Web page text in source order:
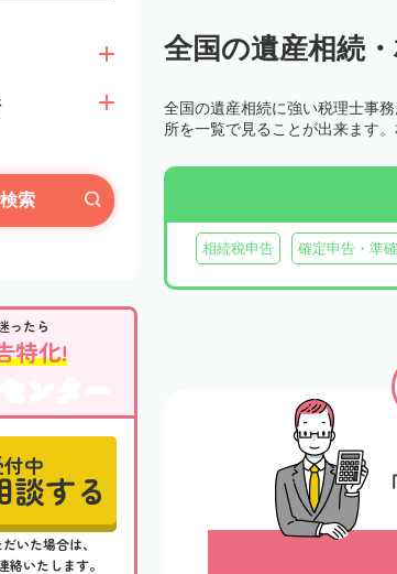
索
ったら
特化!
ンター
中
談する
いた場合は、
絡いたします。
全国の遺産相続
全国の遺産相続に強い税理士事
所を一覧で見ることが出来ます
相続税申告 確定申告・準